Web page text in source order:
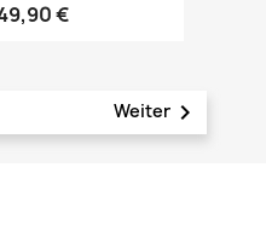
€
Weiter 